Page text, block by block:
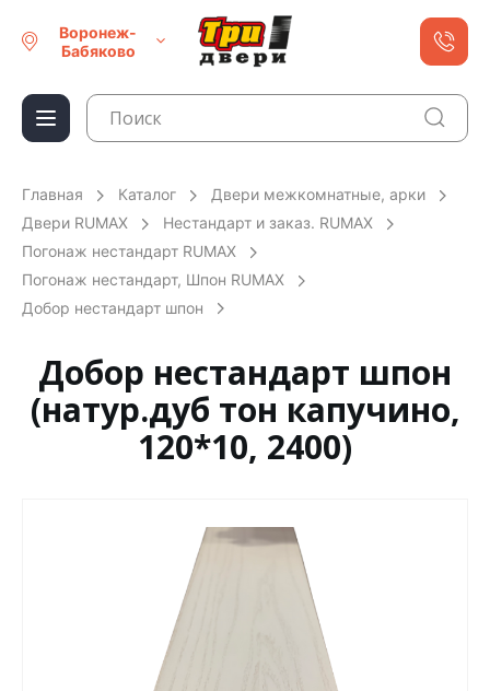
Воронеж-
Бабяково
Главная Каталог
Двери межкомнатные, арки
Двери RUMAX
Нестандарт и заказ. RUMAX
Погонаж нестандарт RUMAX
Погонаж нестандарт, Шпон RUMAX
Добор нестандарт шпон
Добор нестандарт шпон
(натур.дуб тон капучино,
120*10, 2400)